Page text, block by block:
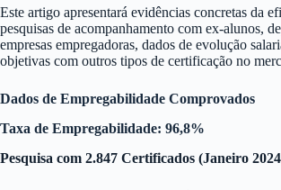
Este artigo apresentará evidências concretas da
pesquisas de acompanhamento com ex-alunos,
empresas empregadoras, dados de evolução
objetivas com outros tipos de certificação no
Dados de Empregabilidade Comprovados
Taxa de Empregabilidade: 96,8%
Pesquisa com 2.847 Certificados (Janeiro